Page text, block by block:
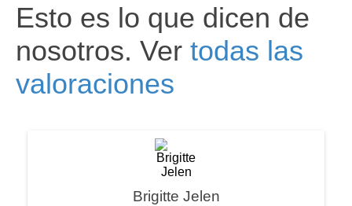
Esto es lo que dicen de
nosotros. Ver todas las
valoraciones
Brigitte Jelen